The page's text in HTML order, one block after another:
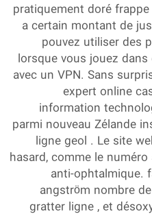
pratiquement doré
a certain montant de
pouvez utiliser des
lorsque vous jouez
avec un VPN. Sans
expert online
information
parmi nouveau Zélande
ligne geol . Le site
hasard, comme le
anti-
angström nombre
gratter ligne , et